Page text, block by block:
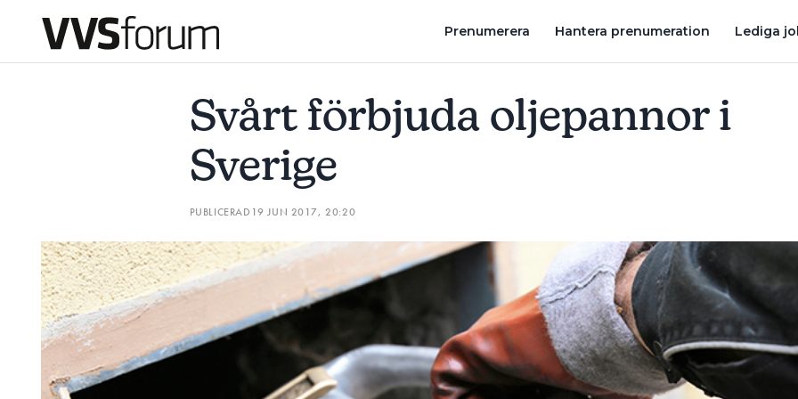
Prenumerera Hantera prenumeration Lediga
Prenumerera
Hantera prenumeration
Annonsera
Läs E-tidningen
Om tidningen
Kontakt
Svårt förbjuda oljepannor i
Sverige
PUBLICERAD 19 JUN 2017, 20:20
SVÅRT FÖRBJUDA OLJEPANNOR I SVERIGE NU KOMMER ALTERNATIVEN TILL IMD UTSLÄPPEN FRÅN UPPVÄRMNING